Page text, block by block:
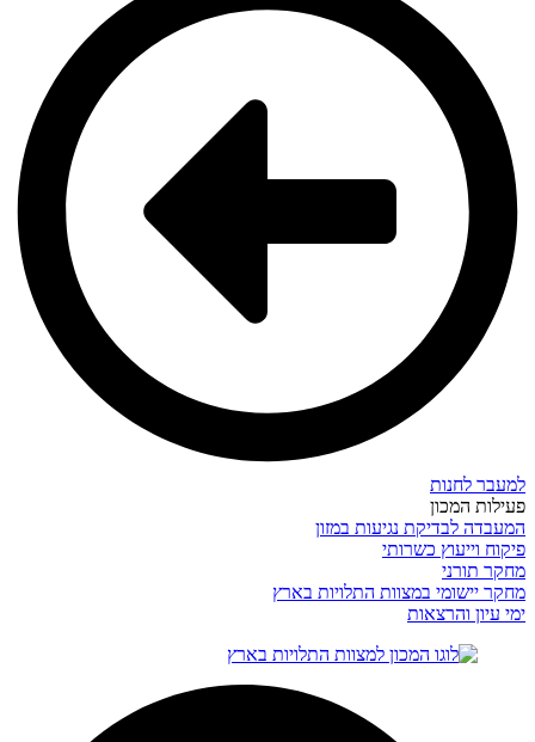
למעבר לחנות
פעילות המכון
המעבדה לבדיקת נגיעות במזון
פיקוח וייעוץ כשרותי
מחקר תורני
מחקר יישומי במצוות התלויות בארץ
ימי עיון והרצאות